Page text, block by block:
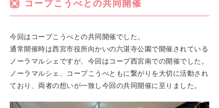
コープこうべとの共同開催
今回はコープこうべとの共同開催でした。
通常開催時は西宮市役所向かいの六湛寺公園で開催されている
ノーラマルシェですが、今回はコープ西宮南での開催でした。
ノーラマルシェ、コープこうべともに繋がりを大切に活動され
ており、両者の想いが一致し今回の共同開催に至りました。